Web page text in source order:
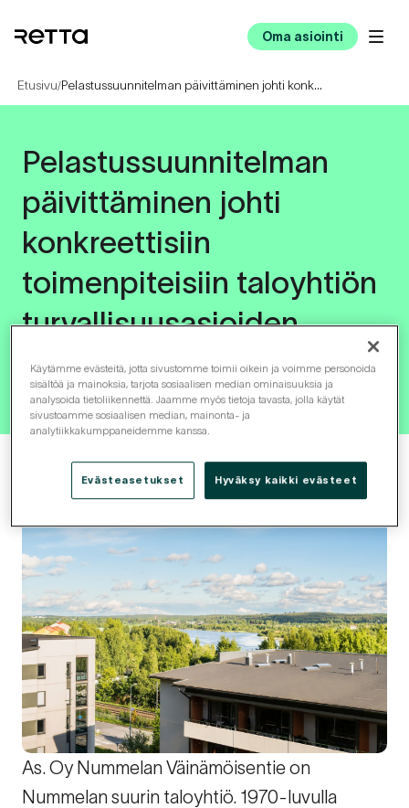
Oma asiointi
Etusivu/ Pelastussuunnitelman päivittäminen johti konkreettisiin toimenpiteisiin taloyhtiön turvallisuusasioiden parantamiseksi
Pelastussuunnitelman
päivittäminen johti
konkreettisiin
toimenpiteisiin taloyhtiön
turvallisuusasioiden
parantamiseksi
As. Oy Nummelan Väinämöisentie on
Nummelan suurin taloyhtiö. 1970-luvulla
Käytämme evästeitä, jotta sivustomme toimii oikein ja voimme personoida
sisältöä ja mainoksia, tarjota sosiaalisen median ominaisuuksia ja
analysoida tietoliikennettä. Jaamme myös tietoja tavasta, jolla käytät
sivustoamme sosiaalisen median, mainonta- ja
analytiikkakumppaneidemme kanssa.
Evästeasetukset Hyväksy kaikki evästeet